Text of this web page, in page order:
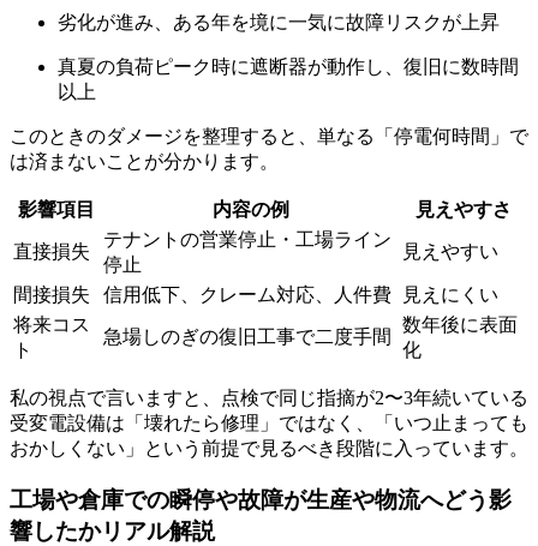
劣化が進み、ある年を境に一気に故障リスクが上昇
真夏の負荷ピーク時に遮断器が動作し、復旧に数時間
以上
このときのダメージを整理すると、単なる「停電何時間」で
は済まないことが分かります。
影響項目 内容の例 見えやすさ
直接損失
テナントの営業停止・工場ライン
停止
見えやすい
間接損失 信用低下、クレーム対応、人件費
見えにくい
将来コス
ト
急場しのぎの復旧工事で二度手間
数年後に表面
化
私の視点で言いますと、点検で同じ指摘が2〜3年続いている
受変電設備は「壊れたら修理」ではなく、「いつ止まっても
おかしくない」という前提で見るべき段階に入っています。
工場や倉庫での瞬停や故障が生産や物流へどう影
響したかリアル解説